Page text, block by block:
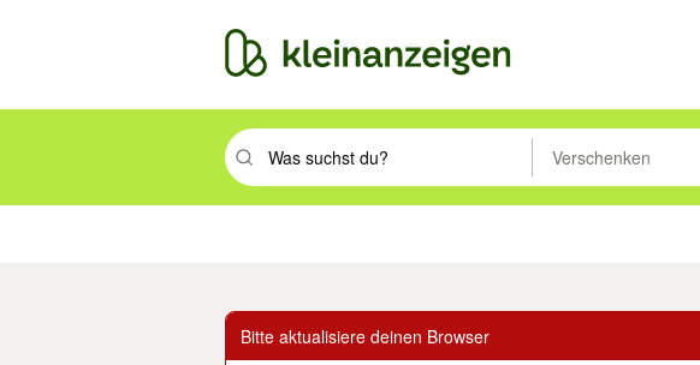
Suchbegriff eingeben. Eingabetaste drücken um zu suchen,
Verschenken
Bitte aktualisiere deinen Browser